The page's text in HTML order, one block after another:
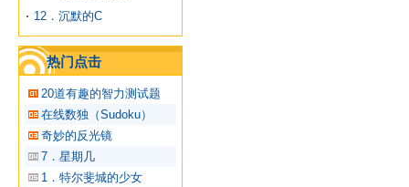
12．沉默的C
热门点击
20道有趣的智力测试题
在线数独（Sudoku）
奇妙的反光镜
7．星期几
1．特尔斐城的少女